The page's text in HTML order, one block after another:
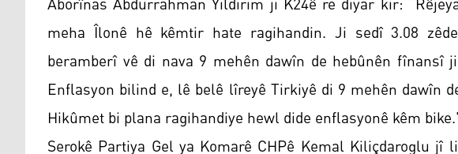
meha Îlonê hê kêmtir hate ragihandin. Ji sedî 3.08
beramberî vê di nava 9 mehên dawîn de hebûnên fînansî
Enflasyon bilind e, lê belê lîreyê Tirkiyê di 9 mehên dawîn
Hikûmet bi plana ragihandiye hewl dide enflasyonê kêm
Serokê Partiya Gel ya Komarê CHPê Kemal Kiliçdaroglu